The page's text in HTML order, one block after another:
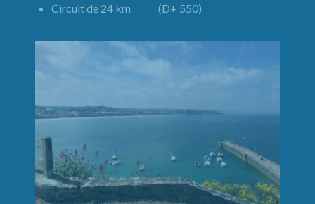
Circuit de 24 km (D+ 550)